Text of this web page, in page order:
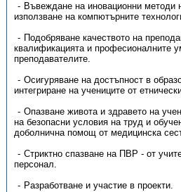
Въвеждане на иновационни методи
използване на компютърните
Подобряване качеството на
квалификацията и професионалните
преподавателите.
Осигуряване на достъпност в
интегриране на учениците от
Опазване живота и здравето на
на безопасни условия на труд и
доболнична помощ от медицинска
Стриктно спазване на ПВР - от
персонал.
Разработване и участие в проекти.